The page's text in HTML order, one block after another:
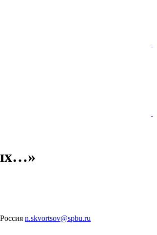
n.skvortsov@spbu.ru